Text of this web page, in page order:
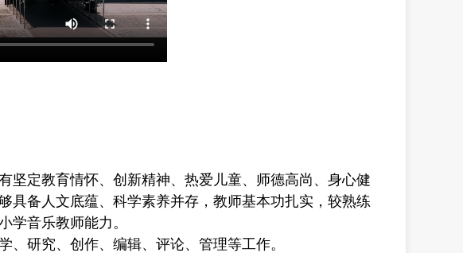
坚定教育情怀、创新精神、热爱儿童、师德高尚、身心健
具备人文底蕴、科学素养并存，教师基本功扎实，较熟练
学音乐教师能力。
研究、创作、编辑、评论、管理等工作。